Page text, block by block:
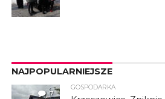
NAJPOPULARNIEJSZE
7
GOSPODARKA